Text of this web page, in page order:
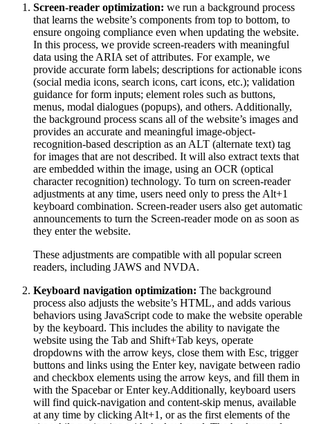
Screen-reader optimization: we run a background process
that learns the website’s components from top to bottom, to
ensure ongoing compliance even when updating the website.
In this process, we provide screen-readers with meaningful
data using the ARIA set of attributes. For example, we
provide accurate form labels; descriptions for actionable icons
(social media icons, search icons, cart icons, etc.); validation
guidance for form inputs; element roles such as buttons,
menus, modal dialogues (popups), and others. Additionally,
the background process scans all of the website’s images and
provides an accurate and meaningful image-object-
recognition-based description as an ALT (alternate text) tag
for images that are not described. It will also extract texts that
are embedded within the image, using an OCR (optical
character recognition) technology. To turn on screen-reader
adjustments at any time, users need only to press the Alt+1
keyboard combination. Screen-reader users also get automatic
announcements to turn the Screen-reader mode on as soon as
they enter the website.
These adjustments are compatible with all popular screen
readers, including JAWS and NVDA.
Keyboard navigation optimization: The background
process also adjusts the website’s HTML, and adds various
behaviors using JavaScript code to make the website operable
by the keyboard. This includes the ability to navigate the
website using the Tab and Shift+Tab keys, operate
dropdowns with the arrow keys, close them with Esc, trigger
buttons and links using the Enter key, navigate between radio
and checkbox elements using the arrow keys, and fill them in
with the Spacebar or Enter key.Additionally, keyboard users
will find quick-navigation and content-skip menus, available
at any time by clicking Alt+1, or as the first elements of the